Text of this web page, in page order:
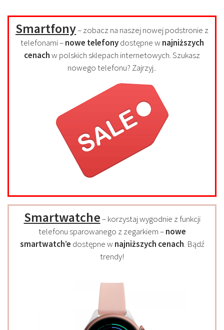
Smartfony– zobacz na naszej nowej podstronie z
telefonami –nowe telefonydostępne w najniższych
cenachw polskich sklepach internetowych. Szukasz
nowego telefonu? Zajrzyj..
Smartwatche– korzystaj wygodnie z funkcji
telefonu sparowanego z zegarkiem –nowe
smartwatch’e dostępne w najniższych cenach. Bądź
trendy!